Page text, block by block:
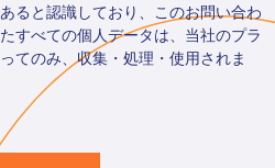
ると認識しており、このお問い合わ
すべての個人データは、当社のプラ
てのみ、収集・処理・使用されま